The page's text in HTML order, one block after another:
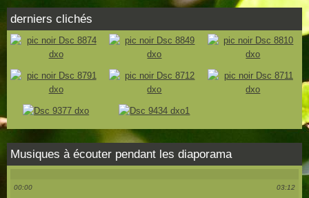
derniers clichés
Musiques à écouter pendant les diaporama
00:00 03:12